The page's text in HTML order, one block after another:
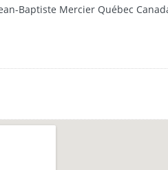
Baptiste Mercier Québec